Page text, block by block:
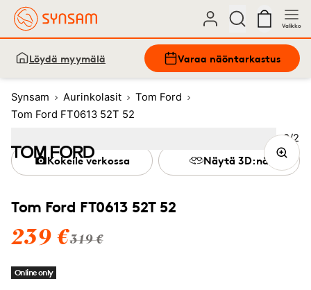
Valikko
Löydä myymälä Varaa näöntarkastus
Synsam Aurinkolasit
Tom Ford
Tom Ford FT0613 52T 52
Tom Ford FT0613 52T 52
239 €319 €
Online only
Kokeile verkossa Näytä 3D:nä
Kuva
2/2
Image (Current image)